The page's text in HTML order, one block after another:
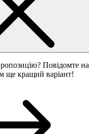
Повідомте
ще кращий варіант!